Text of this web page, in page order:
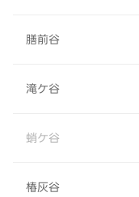
膳前谷
滝ケ谷
蛸ケ谷
椿灰谷